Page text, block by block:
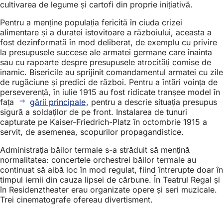
cultivarea de legume și cartofi din proprie inițiativă.
Pentru a menține populația fericită în ciuda crizei
alimentare și a duratei istovitoare a războiului, aceasta a
fost dezinformată în mod deliberat, de exemplu cu privire
la presupusele succese ale armatei germane care înainta
sau cu rapoarte despre presupusele atrocități comise de
inamic. Bisericile au sprijinit comandamentul armatei cu zile
de rugăciune și predici de război. Pentru a întări voința de
perseverență, în iulie 1915 au fost ridicate tranșee model în
fața
gării principale, pentru a descrie situația presupus
sigură a soldaților de pe front. Instalarea de tunuri
capturate pe Kaiser-Friedrich-Platz în octombrie 1915 a
servit, de asemenea, scopurilor propagandistice.
Administrația băilor termale s-a străduit să mențină
normalitatea: concertele orchestrei băilor termale au
continuat să aibă loc în mod regulat, fiind întrerupte doar în
timpul iernii din cauza lipsei de cărbune. În Teatrul Regal și
în Residenztheater erau organizate opere și seri muzicale.
Trei cinematografe ofereau divertisment.